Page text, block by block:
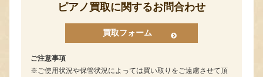
ピアノ買取に関するお問合わせ
買取フォーム
ご注意事項
ご使用状況や保管状況によっては買い取りをご遠慮させて頂